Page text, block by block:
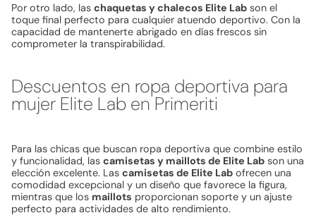
Por otro lado, las chaquetas y chalecos Elite Lab son el
toque final perfecto para cualquier atuendo deportivo. Con la
capacidad de mantenerte abrigado en días frescos sin
comprometer la transpirabilidad.
Descuentos en ropa deportiva para
mujer Elite Lab en Primeriti
Para las chicas que buscan ropa deportiva que combine estilo
y funcionalidad, las camisetas y maillots de Elite Lab son una
elección excelente. Las camisetas de Elite Lab ofrecen una
comodidad excepcional y un diseño que favorece la figura,
mientras que los maillots proporcionan soporte y un ajuste
perfecto para actividades de alto rendimiento.